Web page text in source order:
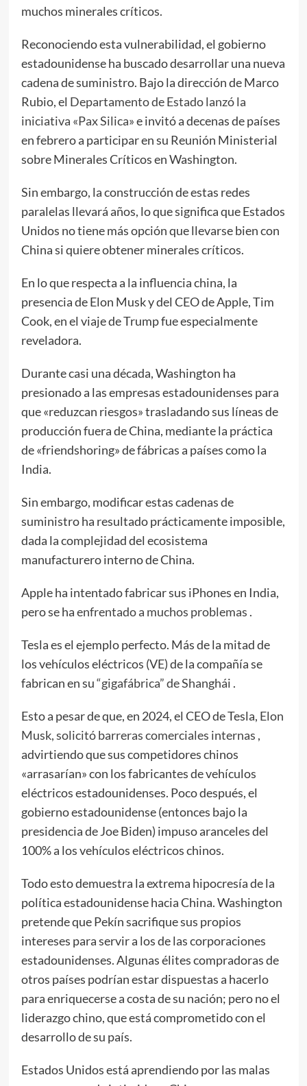
muchos minerales críticos.
Reconociendo esta vulnerabilidad, el gobierno
estadounidense ha buscado desarrollar una nueva
cadena de suministro. Bajo la dirección de Marco
Rubio, el Departamento de Estado lanzó la
iniciativa «Pax Silica»e invitó a decenas de países
en febrero a participar en su Reunión Ministerial
sobre Minerales Críticos en Washington.
Sin embargo, la construcción de estas redes
paralelas llevará años, lo que significa que Estados
Unidos no tiene más opción que llevarse bien con
China si quiere obtener minerales críticos.
En lo que respecta a la influencia china, la
presencia de Elon Musk y del CEO de Apple, Tim
Cook, en el viaje de Trump fue especialmente
reveladora.
Durante casi una década, Washington ha
presionado a las empresas estadounidenses para
que «reduzcan riesgos» trasladando sus líneas de
producción fuera de China, mediante la práctica
de «friendshoring» de fábricas a países como la
India.
Sin embargo, modificar estas cadenas de
suministro ha resultado prácticamente imposible,
dada la complejidad del ecosistema
manufacturero interno de China.
Apple ha intentado fabricar sus iPhones en India,
pero se haenfrentado a muchos problemas .
Tesla es el ejemplo perfecto. Más de la mitad de
los vehículos eléctricos (VE) de la compañía se
fabrican en su“gigafábrica” de Shanghái .
Esto a pesar de que, en 2024, el CEO de Tesla, Elon
Musk, solicitó barreras comerciales internas ,
advirtiendo que sus competidores chinos
«arrasarían» con los fabricantes de vehículos
eléctricos estadounidenses. Poco después, el
gobierno estadounidense (entonces bajo la
presidencia de Joe Biden) impuso aranceles del
100% a los vehículos eléctricos chinos.
Todo esto demuestra la extrema hipocresía de la
política estadounidense hacia China. Washington
pretende que Pekín sacrifique sus propios
intereses para servir a los de las corporaciones
estadounidenses. Algunas élites compradoras de
otros países podrían estar dispuestas a hacerlo
para enriquecerse a costa de su nación; pero no el
liderazgo chino, que está comprometido con el
desarrollo de su país.
Estados Unidos está aprendiendo por las malas